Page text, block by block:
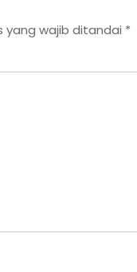
yang wajib ditandai *